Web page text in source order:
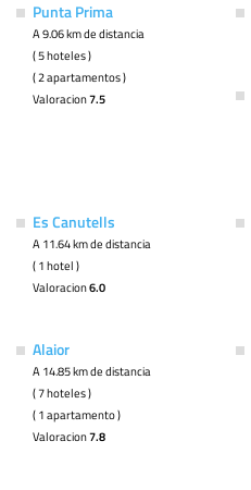
Punta Prima
A 9.06 km de distancia
( 5 hoteles )
( 2 apartamentos )
Valoracion7.5
Es Canutells
A 11.64 km de distancia
( 1 hotel )
Valoracion6.0
Alaior
A 14.85 km de distancia
( 7 hoteles )
( 1 apartamento )
Valoracion7.8